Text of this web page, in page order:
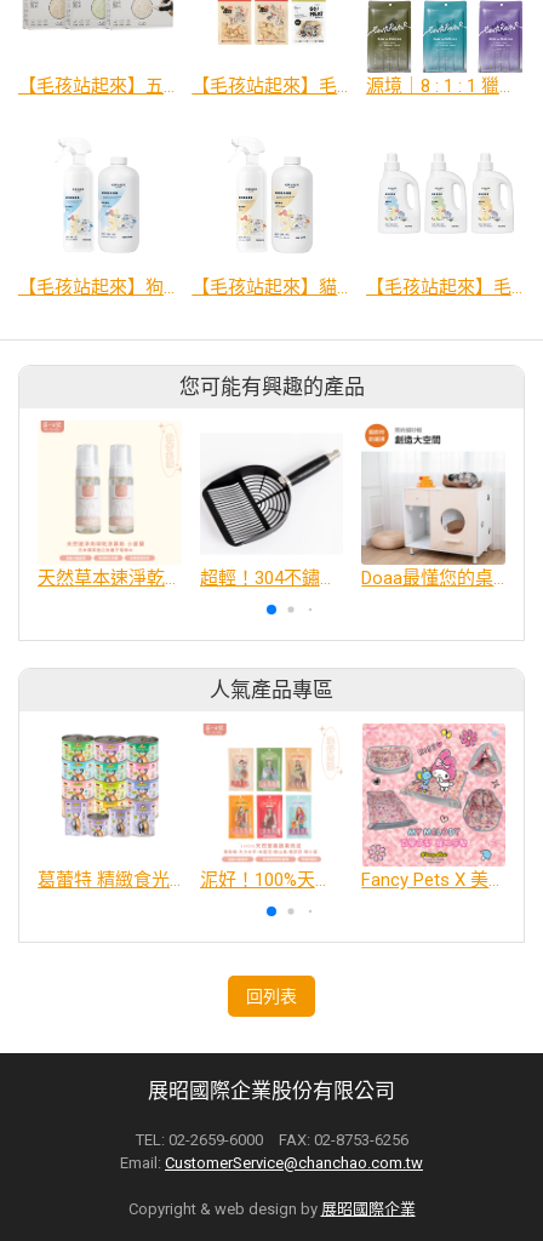
【毛孩站起來】五吉貓 PURE純豆腐砂 【毛孩站起來】毛孩凍乾 源境｜8 : 1 : 1 獵食者主食貓肉泥
【毛孩站起來】毛孩居家清潔液 1L
您可能有興趣的產品
天然草本速淨乾洗慕斯150ml小蒼蘭 超輕！304不鏽鋼貓鏟 Doaa最懂您的桌仔 X 毛小孩｜簡約貓砂櫃 貓廁所 踏板 防落砂 無異味 好清潔 質感家具 寵物家具 貓家具
人氣產品專區
葛蕾特 精緻食光 主食貓罐、貓餐包 泥好！100%天然營養蔬果肉泥 Fancy Pets X 美樂蒂 百變造型寵物睡床墊
回列表
展昭國際企業股份有限公司
TEL: 02-2659-6000 FAX: 02-8753-6256
Email: CustomerService@chanchao.com.tw
Copyright & web design by 展昭國際企業